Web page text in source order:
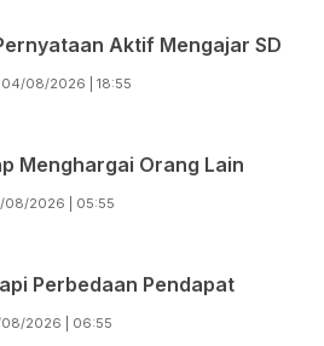
Aktif Mengajar SD
04/08/2026 | 18:55
Menghargai Orang Lain
08/2026 | 05:55
Perbedaan Pendapat
08/2026 | 06:55